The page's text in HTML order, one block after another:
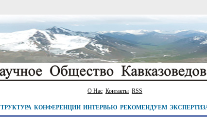
О Нас Контакты RSS
КОНФЕРЕНЦИИ ИНТЕРВЬЮ РЕКОМЕНДУЕМ